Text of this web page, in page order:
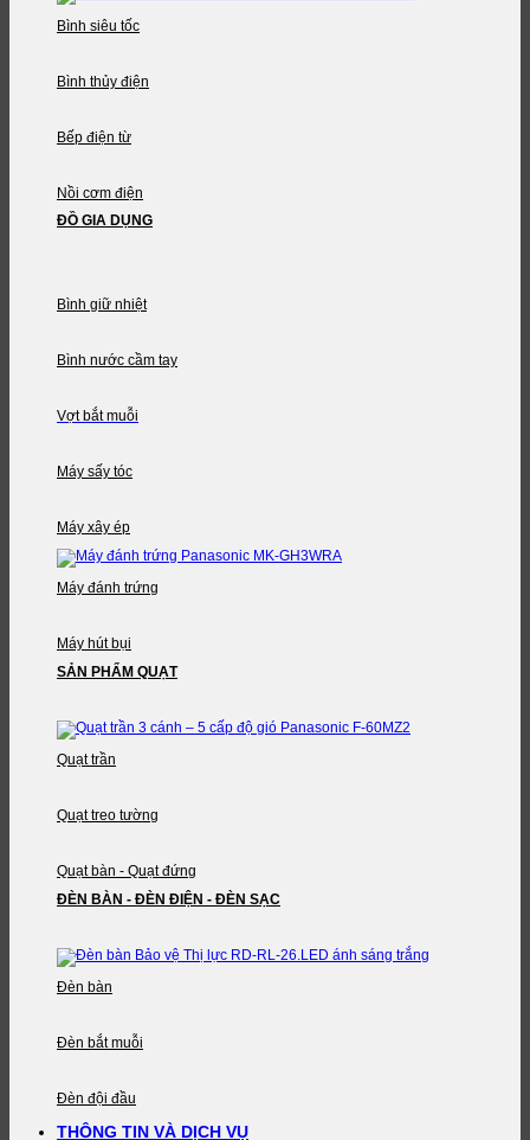
Bình siêu tốc
Bình thủy điện
Bếp điện từ
Nồi cơm điện
ĐỒ GIA DỤNG
Bình giữ nhiệt
Bình nước cầm tay
Vợt bắt muỗi
Máy sấy tóc
Máy xây ép
Máy đánh trứng
Máy hút bụi
SẢN PHẨM QUẠT
Quạt trần
Quạt treo tường
Quạt bàn - Quạt đứng
ĐÈN BÀN - ĐÈN ĐIỆN - ĐÈN SẠC
Đèn bàn
Đèn bắt muỗi
Đèn đội đầu
THÔNG TIN VÀ DỊCH VỤ